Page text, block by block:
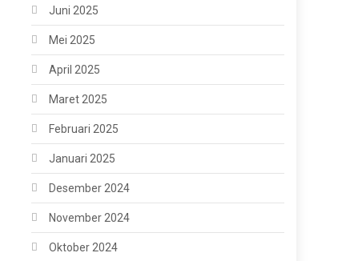
Juni 2025
Mei 2025
April 2025
Maret 2025
Februari 2025
Januari 2025
Desember 2024
November 2024
Oktober 2024